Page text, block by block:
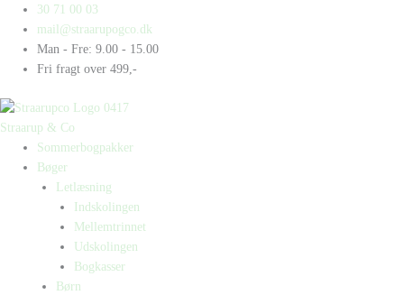
indholdet
30 71 00 03
mail@straarupogco.dk
Man - Fre: 9.00 - 15.00
Fri fragt over 499,-
Straarup & Co
Sommerbogpakker
Bøger
Letlæsning
Indskolingen
Mellemtrinnet
Udskolingen
Bogkasser
Børn
Products
search
Products
search